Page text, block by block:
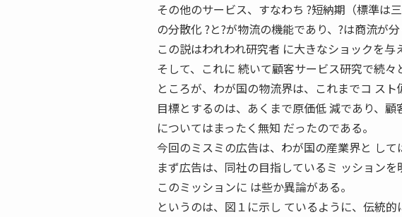
その他のサービス、すなわち ?短納期（標準は
の分散化 ?と?が物流の機能であり、?は商流が分
この説はわれわれ研究者 に大きなショックを与
そして、これに 続いて顧客サービス研究で続
ところが、わが国の物流界は、これまでコ ス
目標とするのは、あくまで原価低 減であり、
についてはまったく無知 だったのである。
今回のミスミの広告は、わが国の産業界と し
まず広告は、同社の目指しているミ ッションを
このミッションに は些か異論がある。
というのは、図１に示し ているように、伝統